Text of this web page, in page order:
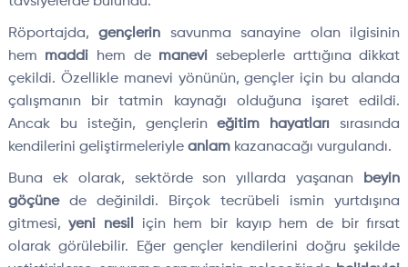
Röportajda,gençlerin savunma sanayine olan ilgisinin
hem maddi hem de manevi sebeplerle arttığına dikkat
çekildi. Özellikle manevi yönünün, gençler için bu alanda
çalışmanın bir tatmin kaynağı olduğuna işaret edildi.
Ancak bu isteğin, gençlerineğitim hayatları sırasında
kendilerini geliştirmeleriyle anlamkazanacağı vurgulandı.
Buna ek olarak, sektörde son yıllarda yaşanan
beyin
göçünede değinildi. Birçok tecrübeli ismin yurtdışına
gitmesi,yeni nesil
için hem bir kayıp hem de bir fırsat
olarak görülebilir. Eğer gençler kendilerini doğru şekilde